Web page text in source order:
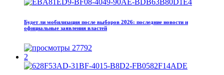
Будет ли мобилизация после выборов 2026: последние новости и
официальные заявления властей
27792
2